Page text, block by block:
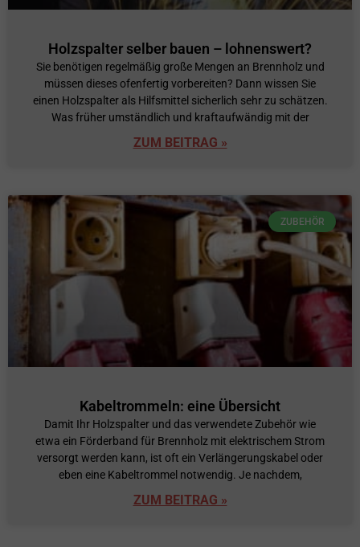
Holzspalter selber bauen – lohnenswert?
Sie benötigen regelmäßig große Mengen an Brennholz und
müssen dieses ofenfertig vorbereiten? Dann wissen Sie
einen Holzspalter als Hilfsmittel sicherlich sehr zu schätzen.
Was früher umständlich und kraftaufwändig mit der
ZUM BEITRAG »
ZUBEHÖR
Kabeltrommeln: eine Übersicht
Damit Ihr Holzspalter und das verwendete Zubehör wie
etwa ein Förderband für Brennholz mit elektrischem Strom
versorgt werden kann, ist oft ein Verlängerungskabel oder
eben eine Kabeltrommel notwendig. Je nachdem,
ZUM BEITRAG »